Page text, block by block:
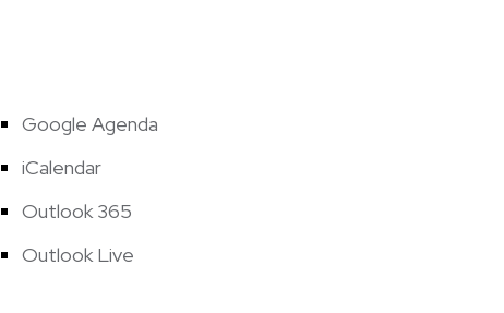
Google Agenda
iCalendar
Outlook 365
Outlook Live